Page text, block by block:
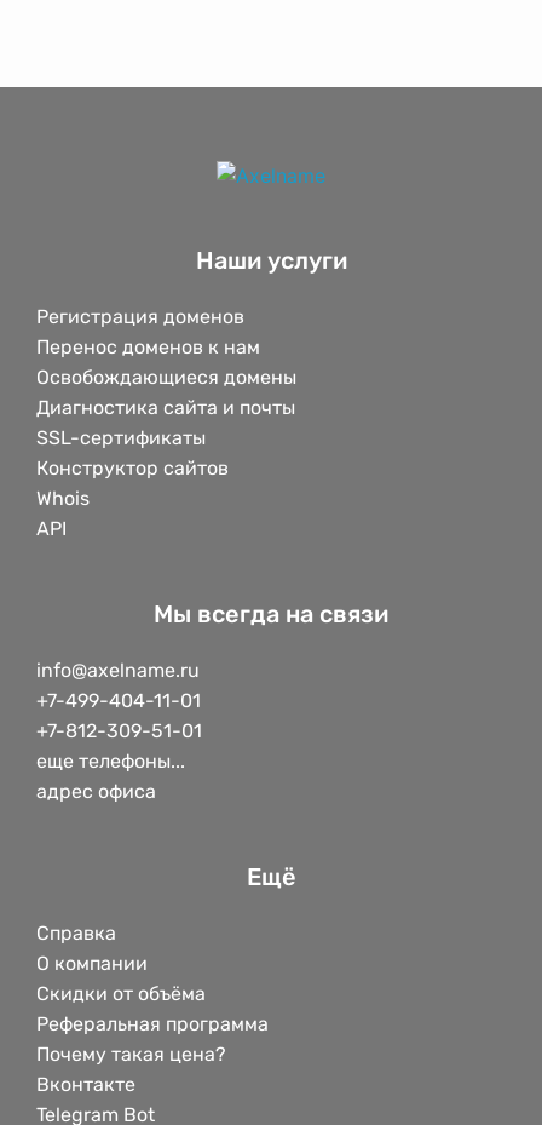
Наши услуги
Регистрация доменов
Перенос доменов к нам
Освобождающиеся домены
Диагностика сайта и почты
SSL-сертификаты
Конструктор сайтов
Whois
API
Мы всегда на связи
info@axelname.ru
+7-499-404-11-01
+7-812-309-51-01
еще телефоны...
адрес офиса
Ещё
Справка
О компании
Скидки от объёма
Реферальная программа
Почему такая цена?
Вконтакте
Telegram Bot